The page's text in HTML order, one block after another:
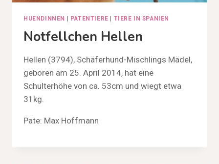
HUENDINNEN PATENTIERE TIERE IN SPANIEN
Notfellchen Hellen
Hellen (3794), Schäferhund-Mischlings Mädel,
geboren am 25. April 2014, hat eine
Schulterhöhe von ca. 53cm und wiegt etwa
31kg.
Pate: Max Hoffmann